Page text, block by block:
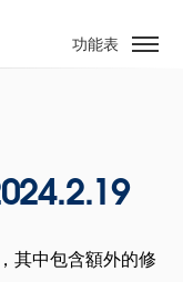
功能表
其中包含額外的修